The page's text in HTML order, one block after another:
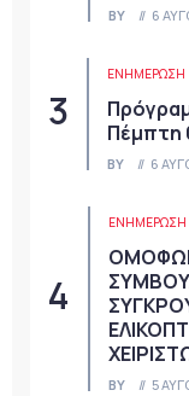
BY 6
ΕΝΗΜΕΡΩΣΗ
Πέμπτη
BY 6
ΕΝΗΜΕΡΩΣΗ
BY 5